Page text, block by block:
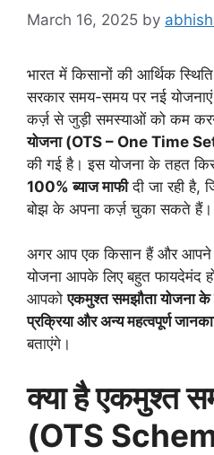
March 16, 2025 by
भारत में किसानों की आर्थिक
सरकार समय-समय पर नई योजनाएं
कर्ज़ से जुड़ी समस्याओं को कम
योजना (OTS – One Time
की गई है। इस योजना के तहत
100% ब्याज माफीदी जा रही है,
बोझ के अपना कर्ज़ चुका सकते हैं।
अगर आप एक किसान हैं और आपने
योजना आपके लिए बहुत फायदेमंद
आपकोएकमुश्त समझौता योजना
प्रक्रिया और अन्य महत्वपूर्ण
बताएंगे।
क्या है एकमुश्त
(OTS